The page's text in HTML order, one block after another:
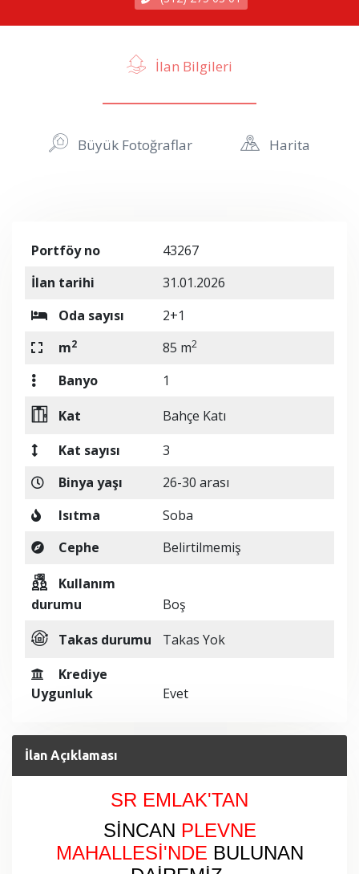
İlan Bilgileri
Büyük Fotoğraflar Harita
Portföy no
43267
İlan tarihi
31.01.2026
Oda sayısı
2+1
m2 85 m2
Banyo
1
Kat
Bahçe Katı
Kat sayısı
3
Binya yaşı
26-30 arası
Isıtma
Soba
Cephe
Belirtilmemiş
Kullanım
durumu
Boş
Takas durumu
Takas Yok
Krediye
Uygunluk
Evet
İlan Açıklaması
SR EMLAK'TAN
SİNCAN PLEVNE
MAHALLESİ'NDE BULUNAN